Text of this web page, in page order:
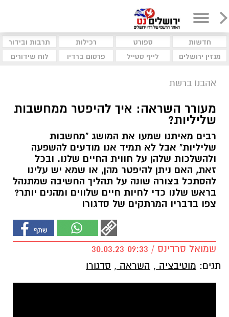
חדשות ספורט רכילות
תרבות ובידור
מגזין ירושלים
לייף סטייל פרסום ברדיו לוח שידורים
אהבנו ברשת
מעורר השראה: איך להיפטר ממחשבות
שליליות?
רבים מאיתנו שמעו את המושג "מחשבות
שליליות" אבל לא תמיד אנו מודעים להשפעה
ולהשלכות שלהן על חווית החיים שלנו. ובכל
זאת, האם ניתן להיפטר מהן, או שמא יש עלינו
להסתכל בצורה שונה על תהליך החשיבה שמתנהל
בראש שלנו כדי לחיות חיים שלווים ומהנים יותר?
צפו בדבריו המרתקים של סדגורו
שמואל סרדינס / 09:33 30.03.23
תגים: מוטיבציה , השראה , סדגורו